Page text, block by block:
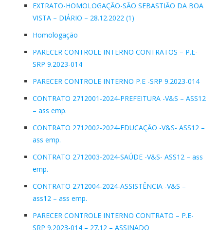
EXTRATO-HOMOLOGAÇÃO-SÃO SEBASTIÃO DA BOA
VISTA – DIÁRIO – 28.12.2022 (1)
Homologação
PARECER CONTROLE INTERNO CONTRATOS – P.E-
SRP 9.2023-014
PARECER CONTROLE INTERNO P.E -SRP 9.2023-014
CONTRATO 2712001-2024-PREFEITURA -V&S – ASS12
– ass emp.
CONTRATO 2712002-2024-EDUCAÇÃO -V&S- ASS12 –
ass emp.
CONTRATO 2712003-2024-SAÚDE -V&S- ASS12 – ass
emp.
CONTRATO 2712004-2024-ASSISTÊNCIA -V&S –
ass12 – ass emp.
PARECER CONTROLE INTERNO CONTRATO – P.E-
SRP 9.2023-014 – 27.12 – ASSINADO